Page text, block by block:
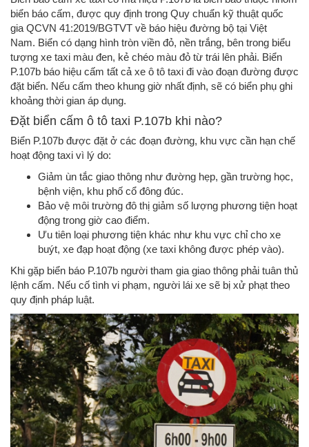
biển báo cấm, được quy định trong Quy chuẩn kỹ thuật quốc
gia QCVN 41:2019/BGTVT về báo hiệu đường bộ tại Việt
Nam. Biển có dạng hình tròn viền đỏ, nền trắng, bên trong biểu
tượng xe taxi màu đen, kẻ chéo màu đỏ từ trái lên phải. Biển
P.107b báo hiệu cấm tất cả xe ô tô taxi đi vào đoạn đường được
đặt biển. Nếu cấm theo khung giờ nhất định, sẽ có biển phụ ghi
khoảng thời gian áp dụng.
Đặt biển cấm ô tô taxi P.107b khi nào?
Biển P.107b được đặt ở các đoạn đường, khu vực cần hạn chế
hoạt động taxi vì lý do:
Giảm ùn tắc giao thông như đường hẹp, gần trường học,
bệnh viện, khu phố cổ đông đúc.
Bảo vệ môi trường đô thị giảm số lượng phương tiện hoạt
động trong giờ cao điểm.
Ưu tiên loại phương tiện khác như khu vực chỉ cho xe
buýt, xe đạp hoạt động (xe taxi không được phép vào).
Khi gặp biển báo P.107b người tham gia giao thông phải tuân thủ
lệnh cấm. Nếu cố tình vi phạm, người lái xe sẽ bị xử phạt theo
quy định pháp luật.